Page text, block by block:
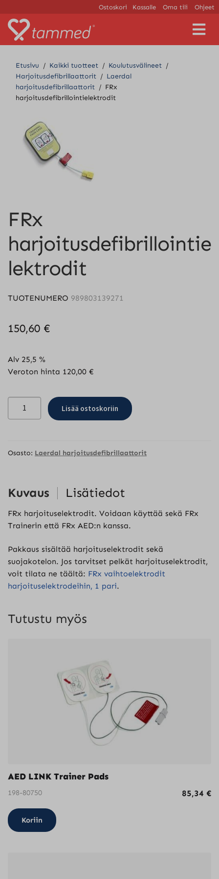
Ostoskori Kassalle Oma tili Ohjeet
V
a
l
Etusivu / Kaikki tuotteet / Koulutusvälineet /
Harjoitusdefibrillaattorit / Laerdal
harjoitusdefibrillaattorit / FRx
harjoitusdefibrillointielektrodit
FRx
harjoitusdefibrillointie
lektrodit
TUOTENUMERO 989803139271
150,60 €
Alv 25,5 %
Veroton hinta 120,00 €
harjoitusdefibrillointielektrodit
Lisää ostoskoriin
Osasto: Laerdal harjoitusdefibrillaattorit
Kuvaus Lisätiedot
FRx harjoituselektrodit. Voidaan käyttää sekä FRx
Trainerin että FRx AED:n kanssa.
Pakkaus sisältää harjoituselektrodit sekä
suojakotelon. Jos tarvitset pelkät harjoituselektrodit,
voit tilata ne täältä: FRx vaihtoelektrodit
harjoituselektrodeihin, 1 pari.
Tutustu myös
AED LINK Trainer Pads
198-80750 85,34 €
Koriin